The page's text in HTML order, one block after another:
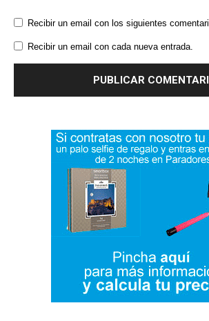
Recibir un email con los siguientes
Recibir un email con cada nueva entrada.